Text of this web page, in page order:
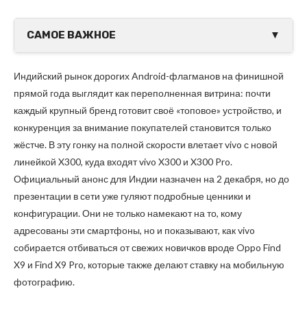
САМОЕ ВАЖНОЕ ▼
Индийский рынок дорогих Android-флагманов на финишной
прямой года выглядит как переполненная витрина: почти
каждый крупный бренд готовит своё «топовое» устройство, и
конкуренция за внимание покупателей становится только
жёстче. В эту гонку на полной скорости влетает vivo с новой
линейкой X300, куда входят vivo X300 и X300 Pro.
Официальный анонс для Индии назначен на 2 декабря, но до
презентации в сети уже гуляют подробные ценники и
конфигурации. Они не только намекают на то, кому
адресованы эти смартфоны, но и показывают, как vivo
собирается отбиваться от свежих новичков вроде Oppo Find
X9 и Find X9 Pro, которые также делают ставку на мобильную
фотографию.